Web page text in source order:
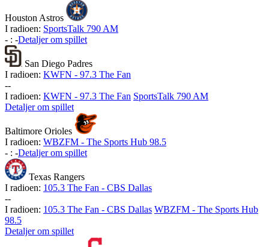
Houston Astros
I radioen: SportsTalk 790 AM
- : -Detaljer om spillet
San Diego Padres
I radioen: KWFN - 97.3 The Fan
--
I radioen: KWFN - 97.3 The Fan SportsTalk 790 AM
Detaljer om spillet
Baltimore Orioles
I radioen: WBZFM - The Sports Hub 98.5
- : -Detaljer om spillet
Texas Rangers
I radioen: 105.3 The Fan - CBS Dallas
--
I radioen: 105.3 The Fan - CBS Dallas WBZFM - The Sports Hub
98.5
Detaljer om spillet